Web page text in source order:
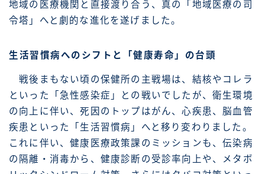
地域の医療機関と直接渡り合う、真の「地域医療の司
令塔」へと劇的な進化を遂げました。
生活習慣病へのシフトと「健康寿命」の台頭
戦後まもない頃の保健所の主戦場は、結核やコレラ
といった「急性感染症」との戦いでしたが、衛生環境
の向上に伴い、死因のトップはがん、心疾患、脳血管
疾患といった「生活習慣病」へと移り変わりました。
これに伴い、健康医療政策課のミッションも、伝染病
の隔離・消毒から、健康診断の受診率向上や、メタボ